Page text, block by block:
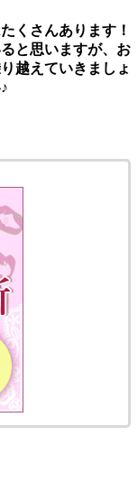
くさんあります！
と思いますが、お
越えていきましょ